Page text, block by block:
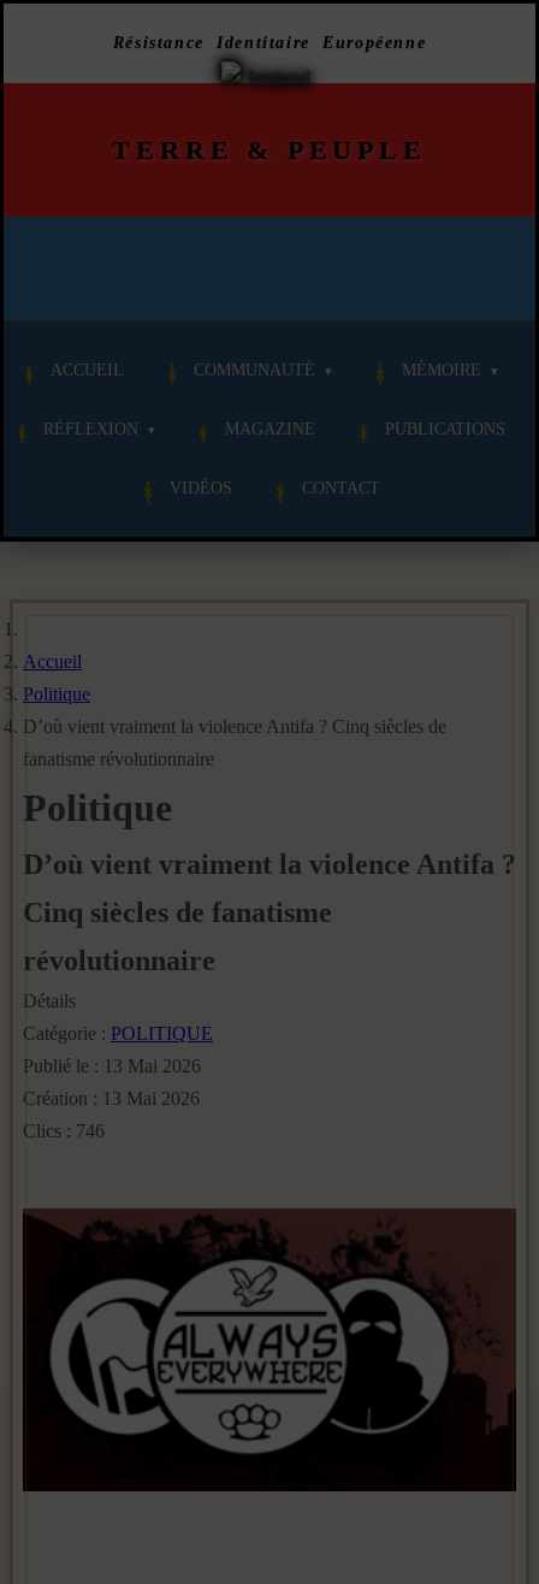
Résistance Identitaire Européenne
TERRE & PEUPLE
ACCUEIL COMMUNAUTÉ MÉMOIRE
RÉFLEXION MAGAZINE PUBLICATIONS
VIDÉOS CONTACT
Accueil
Politique
D’où vient vraiment la violence Antifa ? Cinq siècles de
fanatisme révolutionnaire
Politique
D’où vient vraiment la violence Antifa ?
Cinq siècles de fanatisme
révolutionnaire
Détails
Catégorie : POLITIQUE
Publié le : 13 Mai 2026
Création : 13 Mai 2026
Clics : 746